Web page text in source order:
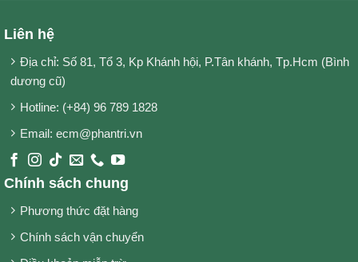
Liên hệ
Địa chỉ: Số 81, Tổ 3, Kp Khánh hội, P.Tân khánh, Tp.Hcm (Bình
dương cũ)
Hotline: (+84) 96 789 1828
Email: ecm@phantri.vn
Chính sách chung
Phương thức đặt hàng
Chính sách vận chuyển